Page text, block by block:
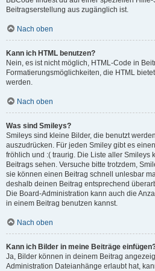
Beitragserstellung aus zugänglich ist.
Nach oben
Kann ich HTML benutzen?
Nein, es ist nicht möglich, HTML-Code in
Formatierungsmöglichkeiten, die HTML
werden.
Nach oben
Was sind Smileys?
Smileys sind kleine Bilder, die benutzt
auszudrücken. Für jeden Smiley gibt es
fröhlich und :( traurig. Die Liste aller Smileys
Beitrags sehen. Versuche bitte trotzdem,
sie können einen Beitrag schnell unlesbar
deshalb deinen Beitrag entsprechend
Die Board-Administration kann auch die
in einem Beitrag benutzen kannst.
Nach oben
Kann ich Bilder in meine Beiträge
Ja, Bilder können in deinem Beitrag
Administration Dateianhänge erlaubt hat,